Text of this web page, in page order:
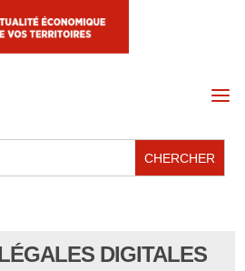
a
DIGITALES